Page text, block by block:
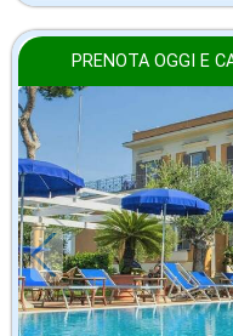
PRENOTA OGGI E
agosto
in offerta da
€118,57
a notte